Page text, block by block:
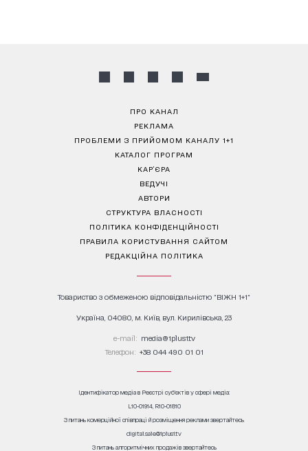
ПРО КАНАЛ
РЕКЛАМА
ПРОБЛЕМИ З ПРИЙОМОМ КАНАЛУ 1+1
КАТАЛОГ ПРОГРАМ
КАР’ЄРА
ВЕДУЧІ
АВТОРИ
СТРУКТУРА ВЛАСНОСТІ
ПОЛІТИКА КОНФІДЕНЦІЙНОСТІ
ПРАВИЛА КОРИСТУВАННЯ САЙТОМ
РЕДАКЦІЙНА ПОЛІТИКА
Товариство з обмеженою відповідальністю "ВІЖН 1+1"
Україна, 04080, м. Київ, вул. Кирилівська, 23
е-mail: media@1plus1.tv
Телефон: +38 044 490 01 01
Ідентифікатор медіа в Реєстрі суб’єктів у сфері медіа:
L10-01914, R10-01810
З питань комерційної співпраці й розміщення реклами звертайтесь
digital.sale@1plus1.tv
З питань алгоритмічних продажів звертайтесь